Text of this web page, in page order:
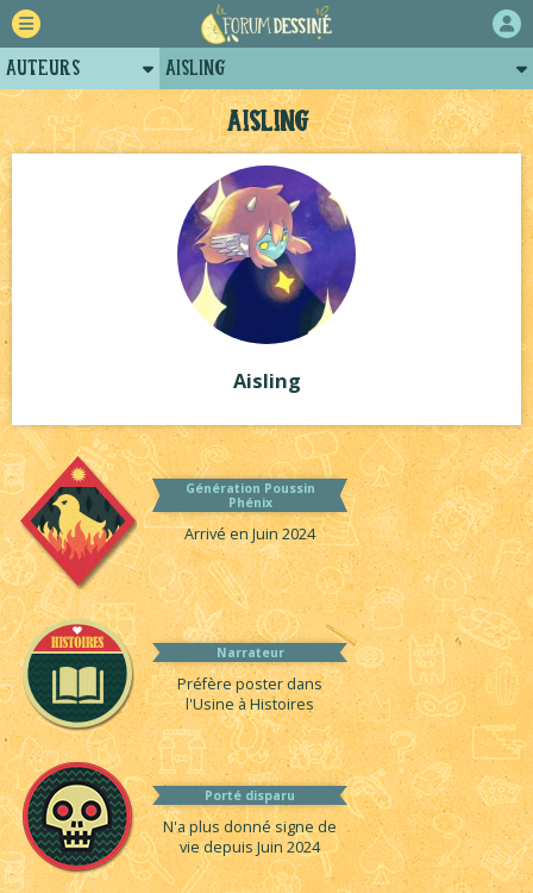
Aisling
Aisling
Génération Poussin
Phénix
Arrivé en Juin 2024
Narrateur
Préfère poster dans
l'Usine à Histoires
Porté disparu
N'a plus donné signe de
vie depuis Juin 2024
Auteurs
Retour
Forum
Projets
Tutoriels
Aisling
Posts d'Aisling